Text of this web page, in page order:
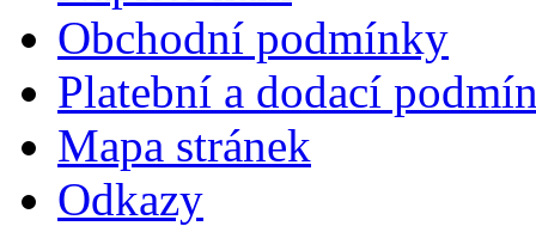
Obchodní podmínky
Platební a dodací
Mapa stránek
Odkazy